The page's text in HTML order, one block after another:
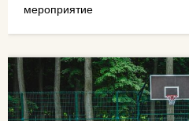
мероприятие